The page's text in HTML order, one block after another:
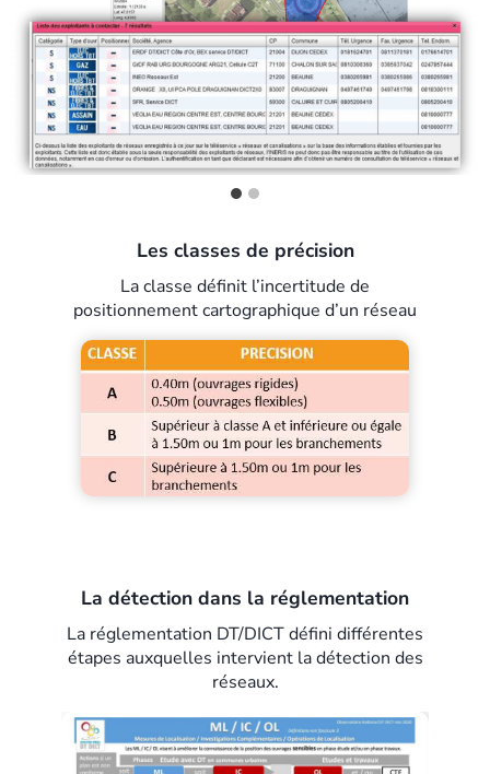
Les classes de précision
La classe définit l’incertitude de
positionnement cartographique d’un réseau
La détection dans la réglementation
La réglementation DT/DICT défini différentes
étapes auxquelles intervient la détection des
réseaux.